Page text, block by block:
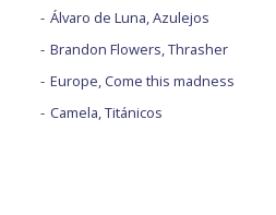
Álvaro de Luna, Azulejos
Brandon Flowers, Thrasher
Europe, Come this madness
Camela, Titánicos